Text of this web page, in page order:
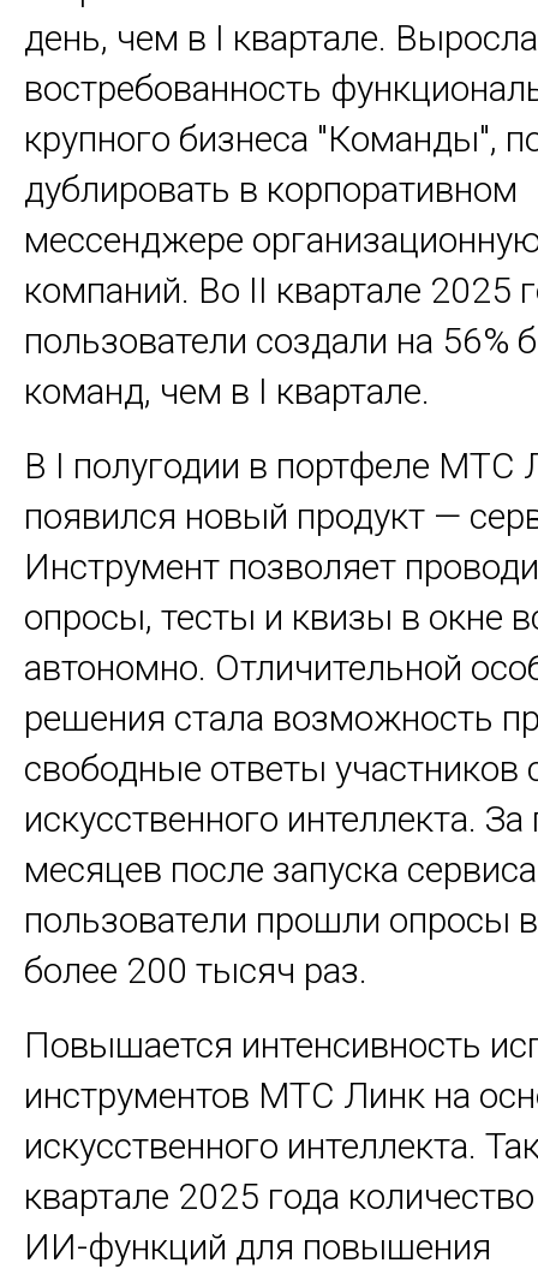
день, чем в I квартале. Выросла
востребованность
крупного бизнеса "Команды",
дублировать в корпоративном
мессенджере
компаний. Во II квартале 2025
пользователи создали на 56%
команд, чем в I квартале.
В I полугодии в портфеле МТС
появился новый продукт —
Инструмент позволяет
опросы, тесты и квизы в окне
автономно. Отличительной
решения стала возможность
свободные ответы
искусственного интеллекта.
месяцев после запуска сервиса
пользователи прошли опросы
более 200 тысяч раз.
Повышается интенсивность
инструментов МТС Линк на
искусственного интеллекта.
квартале 2025 года
ИИ-функций для повышения